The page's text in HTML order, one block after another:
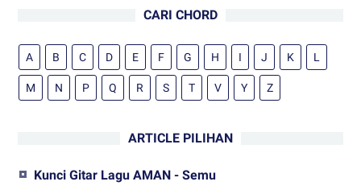
CARI CHORD
A B C D E F G H I J K L
M N P Q R S T V Y Z
ARTICLE PILIHAN
Kunci Gitar Lagu AMAN - Semu